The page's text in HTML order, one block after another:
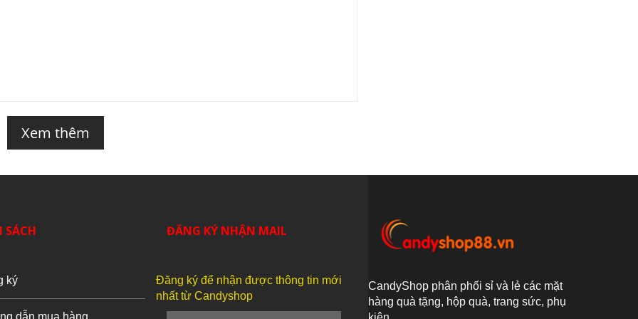
Xem thêm
SÁCH
ký
dẫn mua hàng
ĐĂNG KÝ NHẬN MAIL
Đăng ký để nhận được thông tin mới
nhất từ Candyshop
CandyShop phân phối sỉ và lẻ các mặt
hàng quà tặng, hộp quà, trang sức, phụ